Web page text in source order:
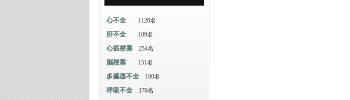
心不全 1120名
肝不全 109名
心筋梗塞 254名
脳梗塞 151名
多臓器不全 160名
呼吸不全 170名